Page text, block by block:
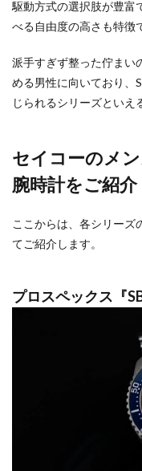
駆動方式の選択肢が豊富
べる自由度の高さも特徴
派手すぎず整った佇まい
める男性に向いており、
じられるシリーズといえ
セイコーのメ
腕時計をご紹介
ここからは、各シリーズ
てご紹介します。
プロスペックス『